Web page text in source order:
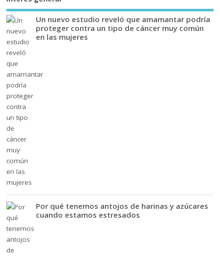
Un nuevo estudio reveló que amamantar podría
proteger contra un tipo de cáncer muy común
en las mujeres
Por qué tenemos antojos de harinas y azúcares
cuando estamos estresados